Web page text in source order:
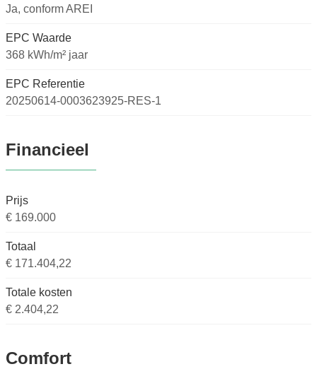
Ja, conform AREI
EPC Waarde
368 kWh/m² jaar
EPC Referentie
20250614-0003623925-RES-1
Financieel
Prijs
€ 169.000
Totaal
€ 171.404,22
Totale kosten
€ 2.404,22
Comfort